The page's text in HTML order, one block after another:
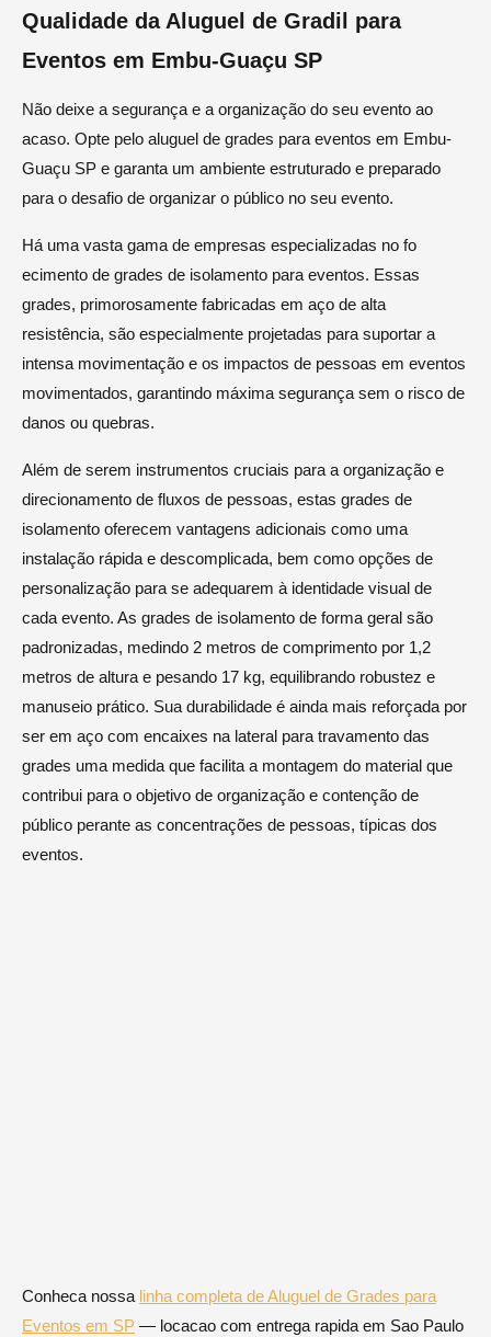
Qualidade da Aluguel de Gradil para
Eventos em Embu-Guaçu SP
Não deixe a segurança e a organização do seu evento ao
acaso. Opte pelo aluguel de grades para eventos em Embu-
Guaçu SP e garanta um ambiente estruturado e preparado
para o desafio de organizar o público no seu evento.
Há uma vasta gama de empresas especializadas no fo
ecimento de grades de isolamento para eventos. Essas
grades, primorosamente fabricadas em aço de alta
resistência, são especialmente projetadas para suportar a
intensa movimentação e os impactos de pessoas em eventos
movimentados, garantindo máxima segurança sem o risco de
danos ou quebras.
Além de serem instrumentos cruciais para a organização e
direcionamento de fluxos de pessoas, estas grades de
isolamento oferecem vantagens adicionais como uma
instalação rápida e descomplicada, bem como opções de
personalização para se adequarem à identidade visual de
cada evento. As grades de isolamento de forma geral são
padronizadas, medindo 2 metros de comprimento por 1,2
metros de altura e pesando 17 kg, equilibrando robustez e
manuseio prático. Sua durabilidade é ainda mais reforçada por
ser em aço com encaixes na lateral para travamento das
grades uma medida que facilita a montagem do material que
contribui para o objetivo de organização e contenção de
público perante as concentrações de pessoas, típicas dos
eventos.
Conheca nossa linha completa de Aluguel de Grades para
Eventos em SP — locacao com entrega rapida em Sao Paulo